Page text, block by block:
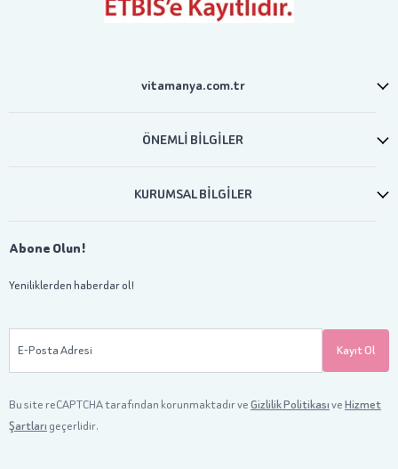
vitamanya.com.tr
ÖNEMLİ BİLGİLER
KURUMSAL BİLGİLER
Abone Olun!
Yeniliklerden haberdar ol!
E-Posta Adresi Kayıt Ol
Bu site reCAPTCHA tarafından korunmaktadır veGizlilik PolitikasıveHizmet
Şartları geçerlidir.